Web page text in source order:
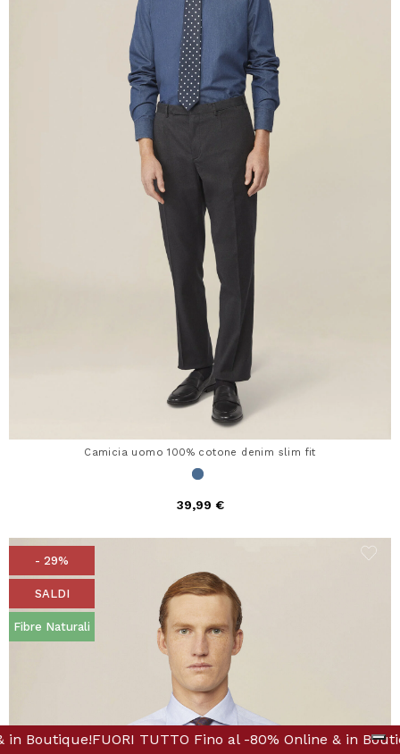
Online & in Boutique! FUORI TUTTO Fino al -80%
Camicia uomo 100% cotone denim slim fit
39,99 €
- 29%
SALDI
Fibre Naturali
Fino al -80% Online & in Boutique! FUORI TUTTO